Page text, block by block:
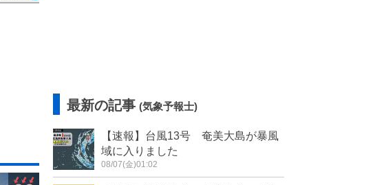
最新の記事 (気象予報士)
【速報】台風13号 奄美大島が暴風
域に入りました
08/07(金)01:02